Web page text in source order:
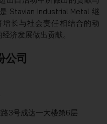
Stavian Industrial Metal 继
长与社会责任相结合的动
济发展做出贡献。
公司
3号成达一大楼第6层